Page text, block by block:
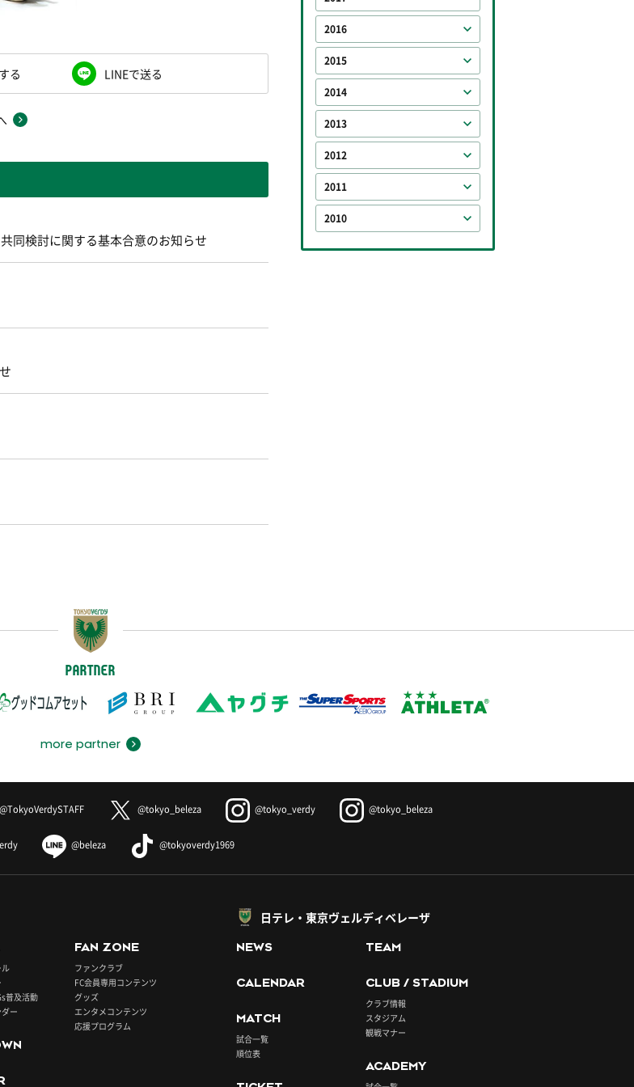
る LINEで送る
同検討に関する基本合意のお知らせ
2016
2015
2014
2013
2012
2011
2010
PARTNER
more partner
@TokyoVerdySTAFF @tokyo_beleza @tokyo_verdy @tokyo_beleza
@beleza @tokyoverdy1969
普及活動
ー
FAN ZONE
ファンクラブ
FC会員専用コンテンツ
グッズ
エンタメコンテンツ
応援プログラム
日テレ・東京ヴェルディベレーザ
NEWS
CALENDAR
MATCH
試合一覧
順位表
TEAM
CLUB / STADIUM
クラブ情報
スタジアム
観戦マナー
ACADEMY